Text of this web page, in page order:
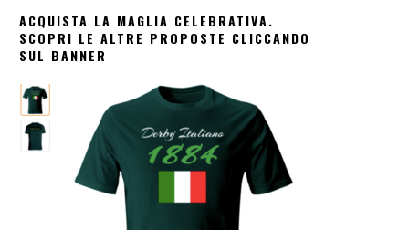
ACQUISTA LA MAGLIA CELEBRATIVA.
SCOPRI LE ALTRE PROPOSTE CLICCANDO
SUL BANNER